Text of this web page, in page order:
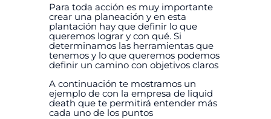
Para toda acción es muy importante
crear una planeación y en esta
plantación hay que definir lo que
queremos lograr y con qué. Si
determinamos las herramientas que
tenemos y lo que queremos podemos
definir un camino con objetivos claros
A continuación te mostramos un
ejemplo de con la empresa de liquid
death que te permitirá entender más
cada uno de los puntos